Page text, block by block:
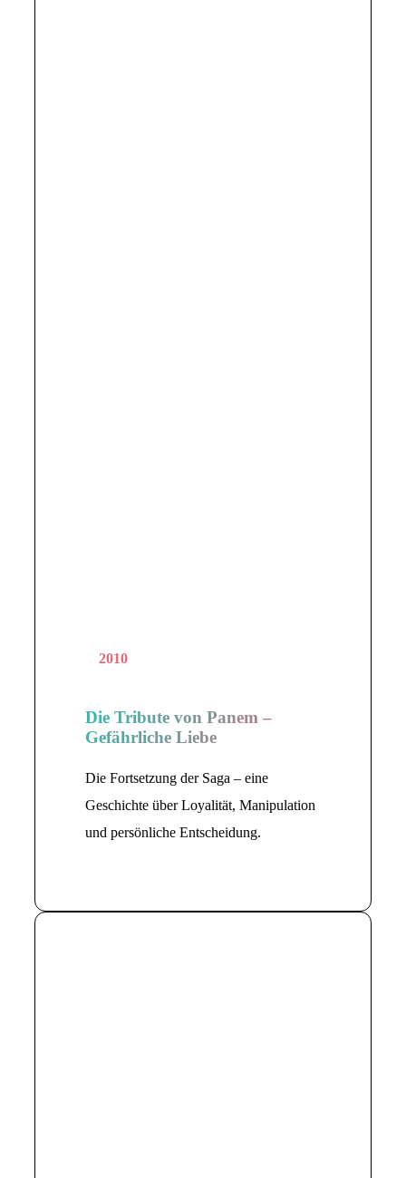
2010
Die Tribute von Panem –
Gefährliche Liebe
Die Fortsetzung der Saga – eine
Geschichte über Loyalität, Manipulation
und persönliche Entscheidung.